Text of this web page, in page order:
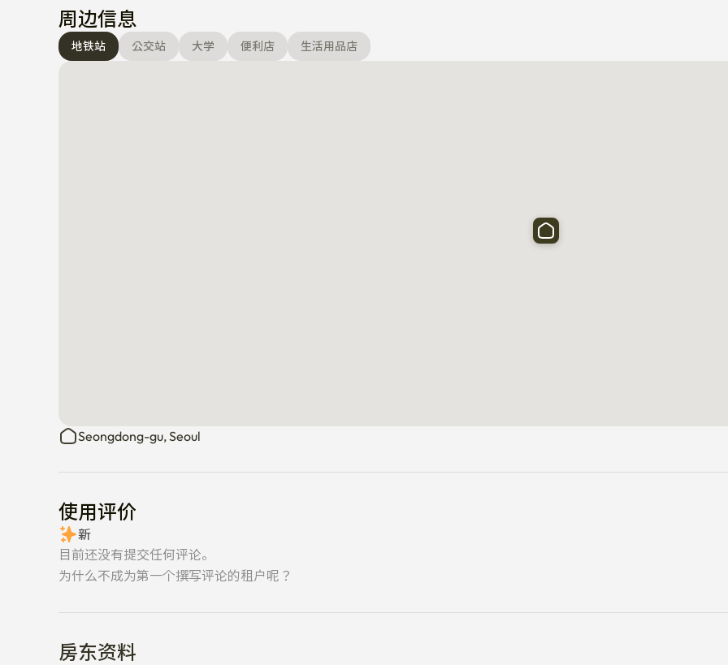
周边信息
地铁站 公交站 大学 便利店 生活用品店
Seongdong-gu, Seoul
使用评价
新
目前还没有提交任何评论。
为什么不成为第一个撰写评论的租户呢？
房东资料